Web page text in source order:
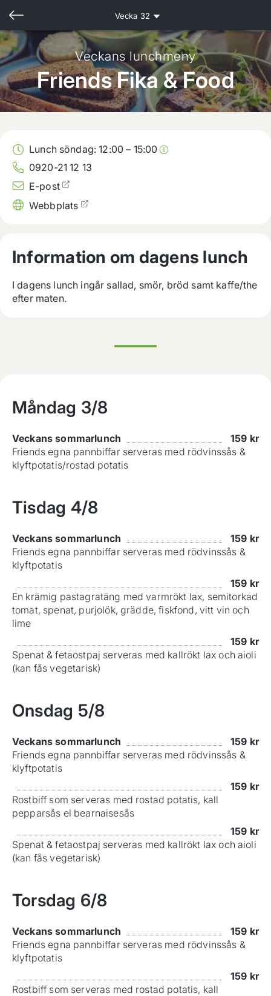
Vecka 32
Veckans lunchmeny
Friends Fika & Food
Lunch söndag:12:00 – 15:00
0920-21 12 13
E-post
Webbplats
Information om dagens lunch
I dagens lunch ingår sallad, smör, bröd samt kaffe/the
efter maten.
Måndag 3/8
Veckans sommarlunch 159 kr
Friends egna pannbiffar serveras med rödvinssås &
klyftpotatis/rostad potatis
Tisdag 4/8
Veckans sommarlunch 159 kr
Friends egna pannbiffar serveras med rödvinssås &
klyftpotatis
159 kr
En krämig pastagratäng med varmrökt lax, semitorkad
tomat, spenat, purjolök, grädde, fiskfond, vitt vin och
lime
159 kr
Spenat & fetaostpaj serveras med kallrökt lax och aioli
(kan fås vegetarisk)
Onsdag 5/8
Veckans sommarlunch 159 kr
Friends egna pannbiffar serveras med rödvinssås &
klyftpotatis
159 kr
Rostbiff som serveras med rostad potatis, kall
pepparsås el bearnaisesås
159 kr
Spenat & fetaostpaj serveras med kallrökt lax och aioli
(kan fås vegetarisk)
Torsdag 6/8
Veckans sommarlunch 159 kr
Friends egna pannbiffar serveras med rödvinssås &
klyftpotatis
159 kr
Rostbiff som serveras med rostad potatis, kall